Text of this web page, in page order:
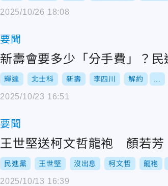
2025/10/26 18:08
要聞
新壽會要多少「分手費」？民
輝達 北士科 新壽 李四川 解約
2025/10/23 16:51
要聞
王世堅送柯文哲龍袍 顏若芳
民進黨 王世堅 沒出息 柯文哲 龍袍
2025/10/13 16:39